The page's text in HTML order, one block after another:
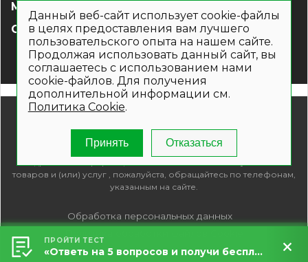
СОЦ СЕТИ
МЕНЮ
© 2019- 2026. Общество с ограниченной ответственностью
Информация на сайте носит рекламно-информационный
характер и не является публичной офертой. Для получения
товаров и (или) услуг , пожалуйста, обращайтесь по телефонам,
указанным на сайте.
Обработка персональных данных
Данный веб-сайт использует cookie-файлы
в целях предоставления вам лучшего
пользовательского опыта на нашем сайте.
Продолжая использовать данный сайт, вы
соглашаетесь с использованием нами
cookie-файлов. Для получения
дополнительной информации см.
Политика Cookie.
Принять Отказаться
ПРОЙТИ ТЕСТ
«Ответь на 5 вопросов и получи бесплатный расчет террасы за 5 минут!»